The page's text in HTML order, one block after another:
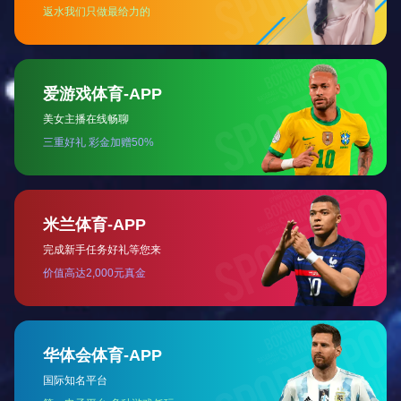
内的优质服务商
131-6930-7987
MK体育·(国际)官方
MK体育·(国际)官方